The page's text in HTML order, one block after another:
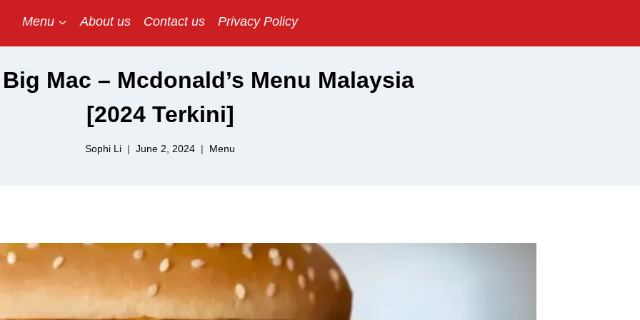
Menu About us Contact us Privacy Policy
Mac – Mcdonald’s Menu Malaysia
[2024 Terkini]
Sophi Li June 2, 2024 Menu